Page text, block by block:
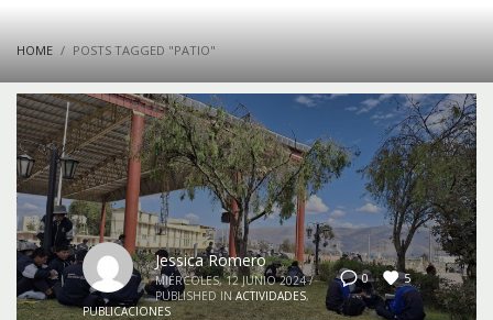
HOME POSTS TAGGED "PATIO"
0 5
Jessica Romero
MIÉRCOLES, 12 JUNIO 2024 /
PUBLISHED IN ACTIVIDADES,
PUBLICACIONES